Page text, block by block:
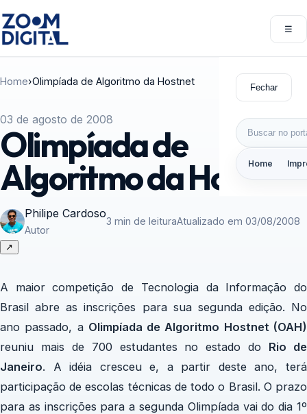
☰
Fechar
Buscar por:
Home
Home›Olimpíada de Algoritmo da Hostnet
03 de agosto de 2008
Olimpíada de
Algoritmo da Hostnet
Philipe Cardoso
Autor
3 min de leituraAtualizado em 03/08/2008
↗
A maior competição de Tecnologia da Informação do
Brasil abre as inscrições para sua segunda edição. No
ano passado, a Olimpíada de Algoritmo Hostnet (OAH)
reuniu mais de 700 estudantes no estado do Rio de
Janeiro. A idéia cresceu e, a partir deste ano, terá
participação de escolas técnicas de todo o Brasil. O prazo
para as inscrições para a segunda Olimpíada vai do dia 1º